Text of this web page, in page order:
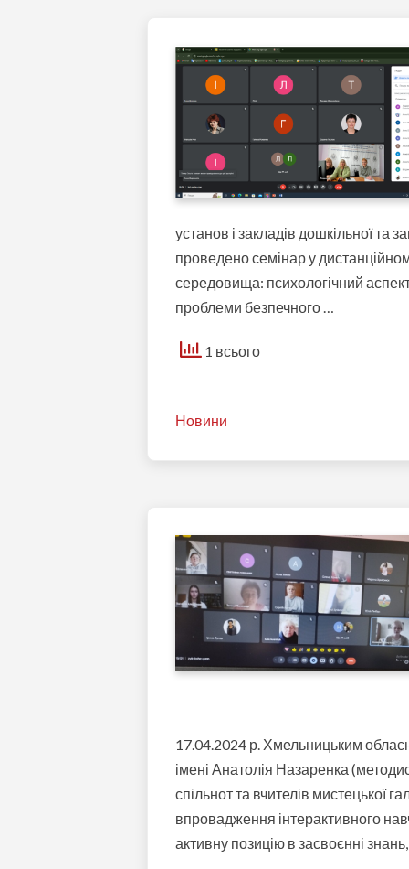
установ і закладів дошкільної та
проведено семінар у
середовища: психологічний
проблеми безпечного …
1 всього
Новини
17.04.2024 р. Хмельницьким
імені Анатолія Назаренка
спільнот та вчителів мистецької
впровадження інтерактивного
активну позицію в засвоєнні